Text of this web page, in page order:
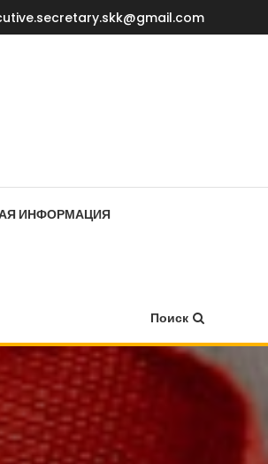
ИНФОРМАЦИЯ
Поиск